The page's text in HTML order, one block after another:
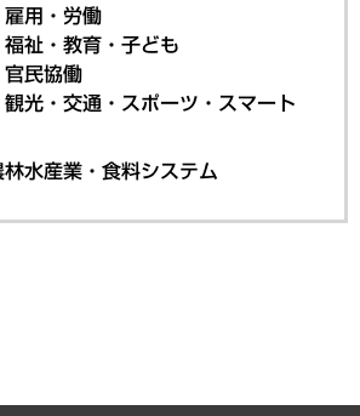
用・労働
祉・教育・子ども
官民協働
光・交通・スポーツ・スマート
水産業・食料システム